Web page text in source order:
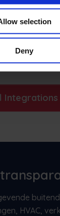
selection
Deny
Integrations
HVAC,